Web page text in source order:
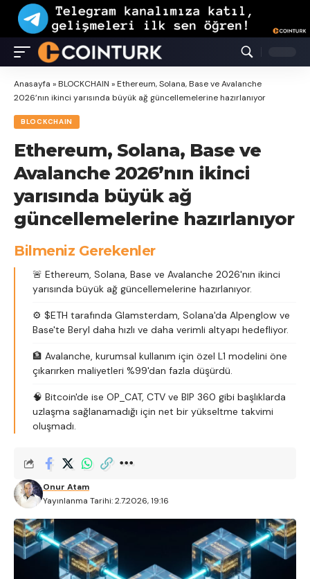
Anasayfa »BLOCKCHAIN »Ethereum, Solana, Base ve Avalanche
2026’nın ikinci yarısında büyük ağ güncellemelerine hazırlanıyor
BLOCKCHAIN
Ethereum, Solana, Base ve
Avalanche 2026’nın ikinci
yarısında büyük ağ
güncellemelerine hazırlanıyor
Bilmeniz Gerekenler
🚨 Ethereum, Solana, Base ve Avalanche 2026'nın ikinci
yarısında büyük ağ güncellemelerine hazırlanıyor.
⚙️ $ETH tarafında Glamsterdam, Solana'da Alpenglow ve
Base'te Beryl daha hızlı ve daha verimli altyapı hedefliyor.
🏦 Avalanche, kurumsal kullanım için özel L1 modelini öne
çıkarırken maliyetleri %99'dan fazla düşürdü.
🧠 Bitcoin'de ise OP_CAT, CTV ve BIP 360 gibi başlıklarda
uzlaşma sağlanamadığı için net bir yükseltme takvimi
oluşmadı.
Yayınlanma Tarihi: 2.7.2026, 19:16
Onur Atam